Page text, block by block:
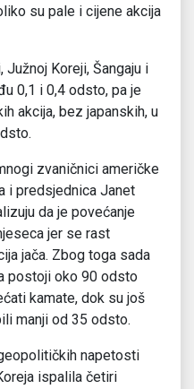
su pale i cijene akcija
Koreji, Šangaju i
0,1 i 0,4 odsto, pa je
akcija, bez japanskih, u
zvaničnici američke
i predsjednica Janet
da je povećanje
jer se rast
jača. Zbog toga sada
postoji oko 90 odsto
kamate, dok su još
manji od 35 odsto.
napetosti
ispalila četiri